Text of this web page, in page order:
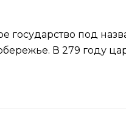
государство под
В 279 году